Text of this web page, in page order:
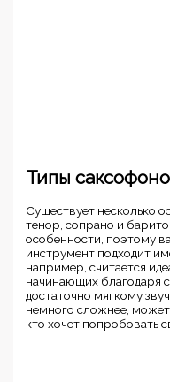
Типы
Существует несколько
тенор, сопрано и
особенности, поэтому
инструмент подходит
например, считается
начинающих благодаря
достаточно мягкому
немного сложнее,
кто хочет попробовать